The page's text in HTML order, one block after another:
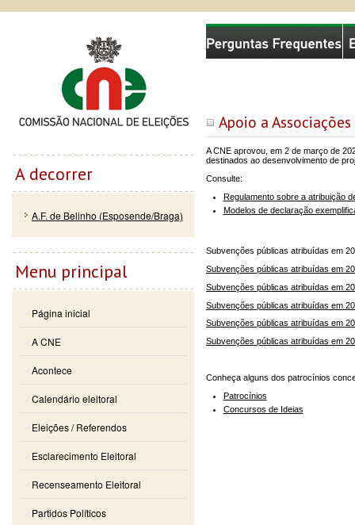
Apoio a
A CNE aprovou, em 2 de março de
destinados ao desenvolvimento de
Consulte:
Regulamento sobre a atribuição
Modelos de declaração
Subvenções públicas atribuídas em
Subvenções públicas atribuídas em
Subvenções públicas atribuídas em
Subvenções públicas atribuídas em
Subvenções públicas atribuídas em
Subvenções públicas atribuídas em
Conheça alguns dos patrocínios
Patrocínios
Concursos de Ideias
Comissão Nacional de Eleições
A decorrer
A.F. de Belinho (Esposende/Braga)
Menu principal
Página inicial
A CNE
Acontece
Calendário eleitoral
Eleições / Referendos
Esclarecimento Eleitoral
Recenseamento Eleitoral
Partidos Políticos